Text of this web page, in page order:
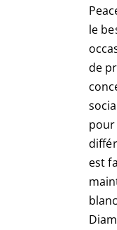
le
de
est